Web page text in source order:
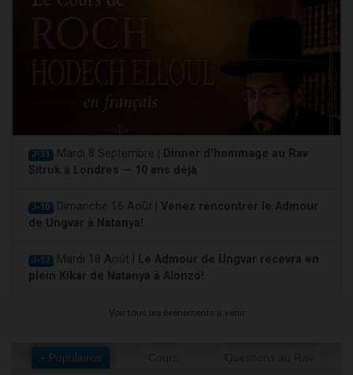
J-33 Mardi 8 Septembre |
Dinner d'hommage au Rav
Sitruk à Londres — 10 ans déjà
J-10 Dimanche 16 Août | Venez rencontrer le Admour
de Ungvar à Natanya!
J-12 Mardi 18 Août |
Le Admour de Ungvar recevra en
plein Kikar de Natanya à Alonzo!
Voir tous les événements à venir
+ Populaires